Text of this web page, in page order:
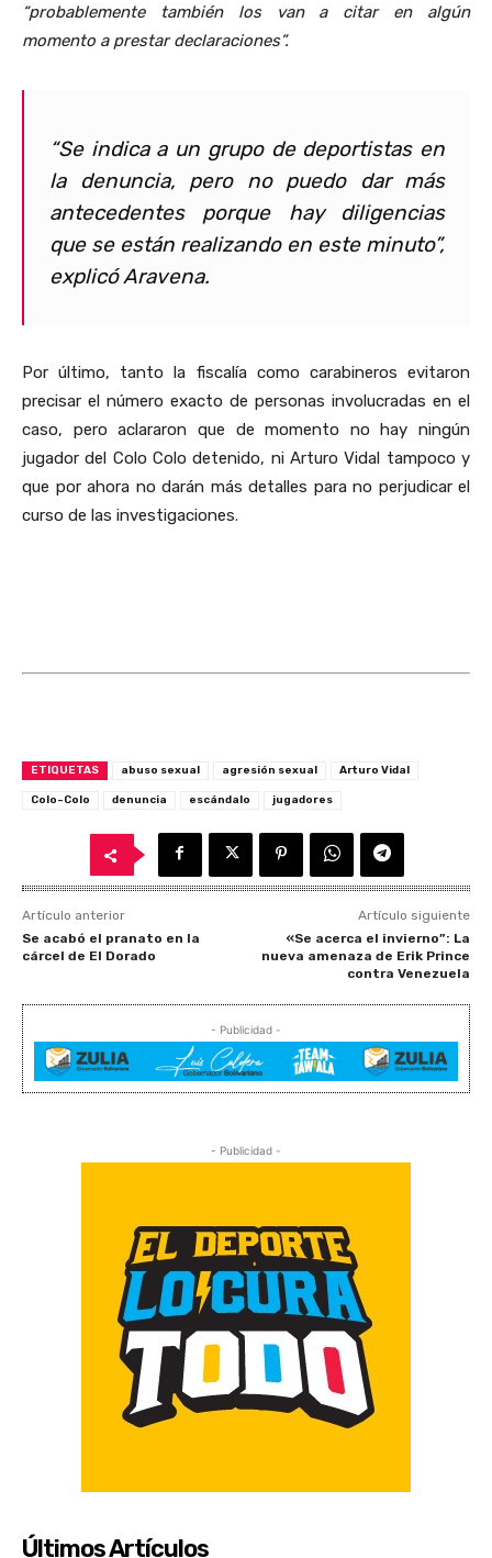
“probablemente también los van a citar en algún
momento a prestar declaraciones”.
“Se indica a un grupo de deportistas en
la denuncia, pero no puedo dar más
antecedentes porque hay diligencias
que se están realizando en este minuto”,
explicó Aravena.
Por último, tanto la fiscalía como carabineros evitaron
precisar el número exacto de personas involucradas en el
caso, pero aclararon que de momento no hay ningún
jugador del Colo Colo detenido, ni Arturo Vidal tampoco y
que por ahora no darán más detalles para no perjudicar el
curso de las investigaciones.
ETIQUETAS abuso sexual agresión sexual Arturo Vidal
Colo-Colo denuncia escándalo jugadores
Artículo anterior
Se acabó el pranato en la
cárcel de El Dorado
Artículo siguiente
«Se acerca el invierno”: La
nueva amenaza de Erik Prince
contra Venezuela
- Publicidad -
- Publicidad -
Últimos Artículos